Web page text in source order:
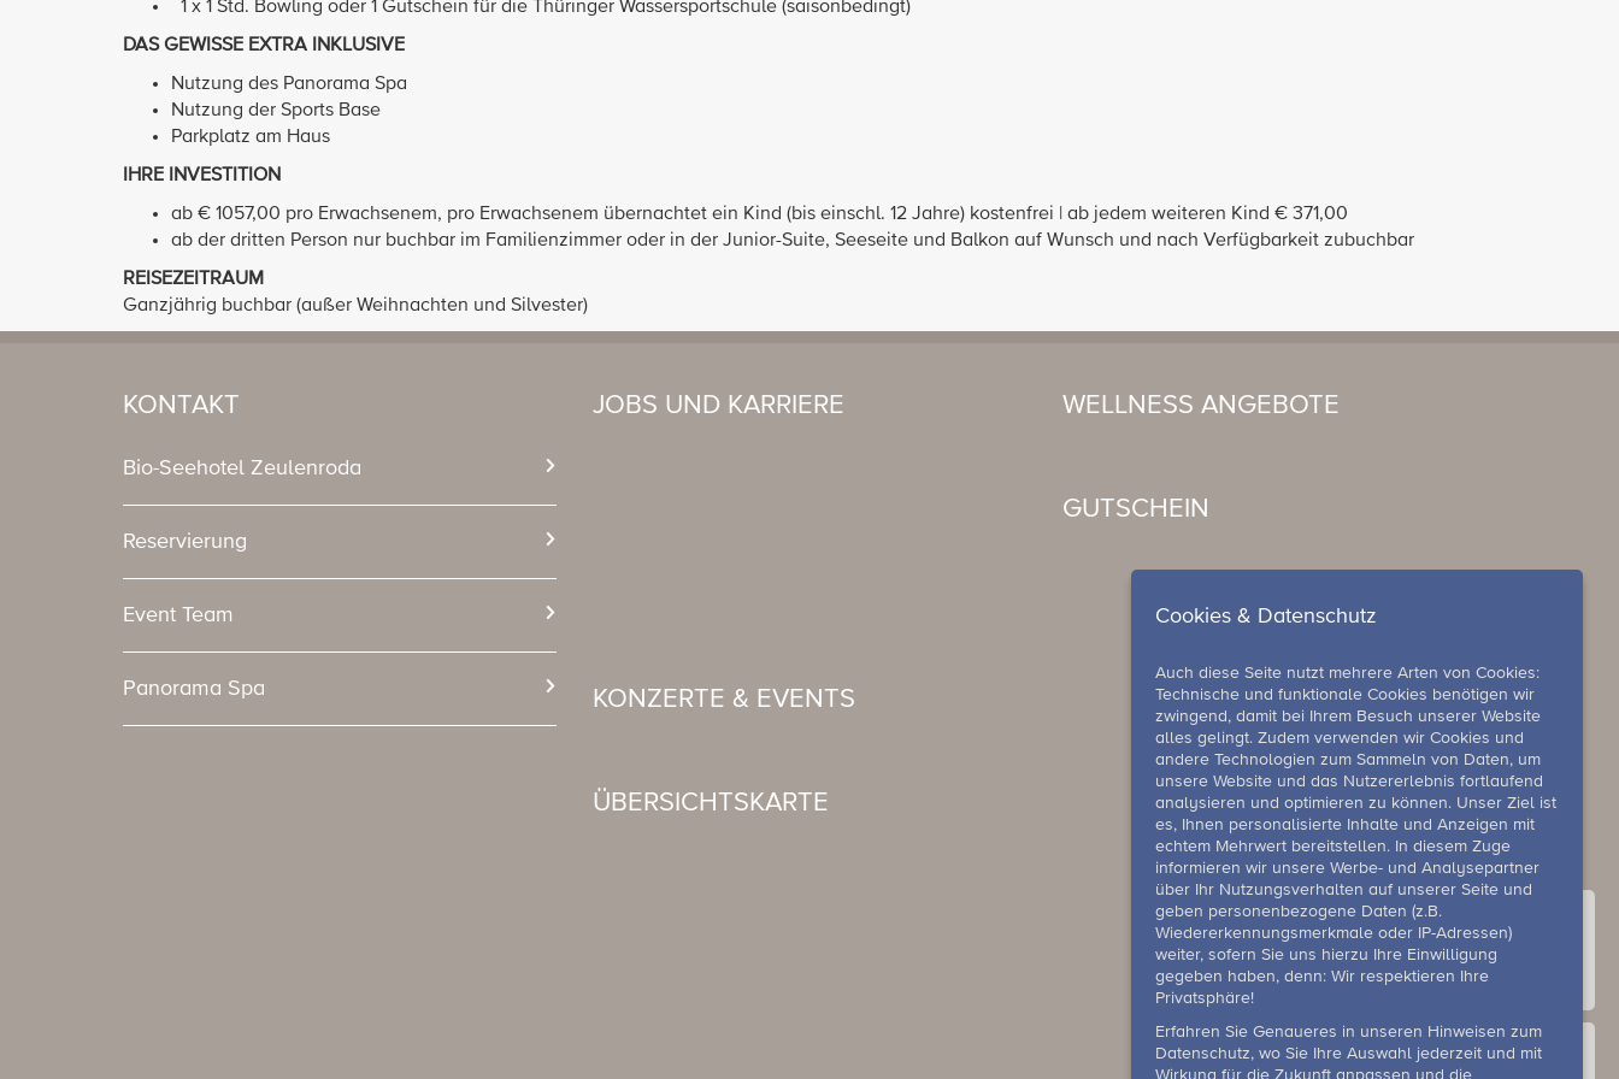
1 x 1 Std. Bowling oder 1 Gutschein für die Thüringer Wassersportschule (saisonbedingt)
DAS GEWISSE EXTRA INKLUSIVE
Nutzung des Panorama Spa
Nutzung der Sports Base
Parkplatz am Haus
IHRE INVESTITION
ab € 1057,00 pro Erwachsenem, pro Erwachsenem übernachtet ein Kind (bis einschl. 12 Jahre) kostenfrei | ab jedem weiteren Kind € 371,00
ab der dritten Person nur buchbar im Familienzimmer oder in der Junior-Suite, Seeseite und Balkon auf Wunsch und nach Verfügbarkeit zubuchbar
REISEZEITRAUM
Ganzjährig buchbar (außer Weihnachten und Silvester)
KONTAKT
Bio-Seehotel Zeulenroda
Reservierung
Event Team
Panorama Spa
JOBS UND KARRIERE
KONZERTE & EVENTS
ÜBERSICHTSKARTE
WELLNESS ANGEBOTE
GUTSCHEIN
Cookies & Datenschutz
Auch diese Seite nutzt mehrere Arten von Cookies:
Technische und funktionale Cookies benötigen wir
zwingend, damit bei Ihrem Besuch unserer Website
alles gelingt. Zudem verwenden wir Cookies und
andere Technologien zum Sammeln von Daten, um
unsere Website und das Nutzererlebnis fortlaufend
analysieren und optimieren zu können. Unser Ziel ist
es, Ihnen personalisierte Inhalte und Anzeigen mit
echtem Mehrwert bereitstellen. In diesem Zuge
informieren wir unsere Werbe- und Analysepartner
über Ihr Nutzungsverhalten auf unserer Seite und
geben personenbezogene Daten (z.B.
Wiedererkennungsmerkmale oder IP-Adressen)
weiter, sofern Sie uns hierzu Ihre Einwilligung
gegeben haben, denn: Wir respektieren Ihre
Privatsphäre!
Erfahren Sie Genaueres in unseren Hinweisen zum
Datenschutz, wo Sie Ihre Auswahl jederzeit und mit
Wirkung für die Zukunft anpassen und die